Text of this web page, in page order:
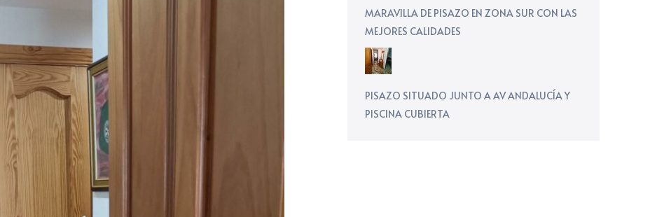
MARAVILLA DE PISAZO EN ZONA SUR CON LAS
MEJORES CALIDADES
PISAZO SITUADO JUNTO A AV ANDALUCÍA Y
PISCINA CUBIERTA